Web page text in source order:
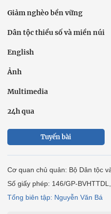
Giảm nghèo bền vững
Dân tộc thiểu số và miền núi
English
Ảnh
Multimedia
24h qua
Tuyến bài
Cơ quan chủ quản: Bộ Dân tộc
Số giấy phép: 146/GP-
Tổng biên tập: Nguyễn Văn Bá